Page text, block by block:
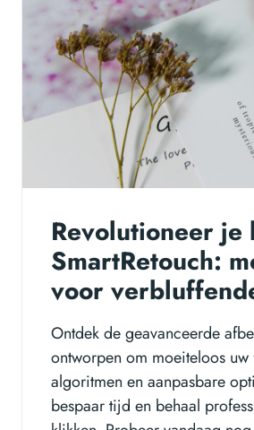
Revolutioneer
SmartRetouch:
voor
Ontdek de geavanceerde
ontworpen om moeiteloos
algoritmen en aanpasbare
bespaar tijd en behaal